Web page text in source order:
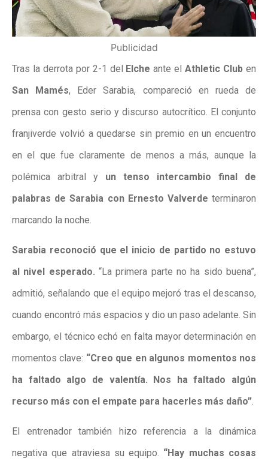
Publicidad
Tras la derrota por 2-1 del Elche ante elAthletic Club en
San Mamés, Eder Sarabia, compareció en rueda de
prensa con gesto serio y discurso autocrítico. El conjunto
franjiverde volvió a quedarse sin premio en un encuentro
en el que fue claramente de menos a más, aunque la
polémica arbitral y un tenso intercambio final de
palabras de Sarabia con Ernesto Valverde terminaron
marcando la noche.
Sarabia reconoció que el inicio de partido no estuvo
al nivel esperado. “La primera parte no ha sido buena”,
admitió, señalando que el equipo mejoró tras el descanso,
cuando encontró más espacios y dio un paso adelante. Sin
embargo, el técnico echó en falta mayor determinación en
momentos clave: “Creo que en algunos momentos nos
ha faltado algo de valentía. Nos ha faltado algún
recurso más con el empate para hacerles más daño”.
El entrenador también hizo referencia a la dinámica
negativa que atraviesa su equipo. “Hay muchas cosas